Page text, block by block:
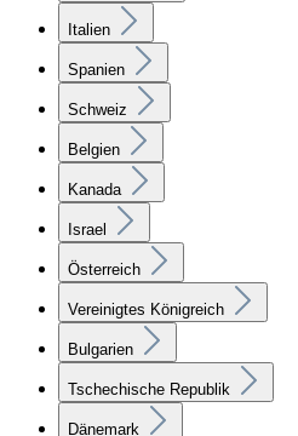
Italien
Spanien
Schweiz
Belgien
Kanada
Israel
Österreich
Vereinigtes Königreich
Bulgarien
Tschechische Republik
Dänemark